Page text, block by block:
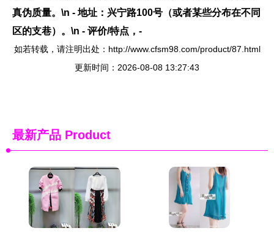
真伪质量。\n - 地址：兴宁路100号（或者某些分布在不同
区的支巷）。\n - 评价/特点，-
如若转载，请注明出处：http://www.cfsm98.com/product/87.html
更新时间：2026-08-08 13:27:43
最新产品 Product